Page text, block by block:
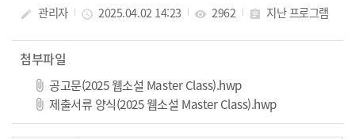
create 관리자 access_time 2025.04.02 14:23 visibility 2962 assignment 지난 프로그램
첨부파일
공고문(2025 웹소설 Master Class).hwp
제출서류 양식(2025 웹소설 Master Class).hwp